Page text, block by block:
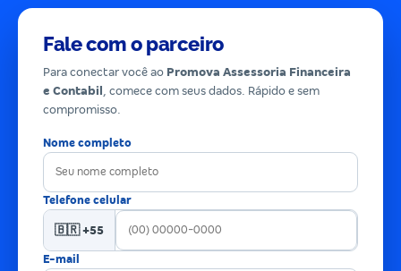
Fale com o parceiro
Para conectar você ao Promova Assessoria Financeira
e Contabil , comece com seus dados. Rápido e sem
compromisso.
Nome completo
Telefone celular
🇧🇷 +55
E-mail